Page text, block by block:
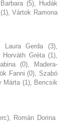
(5), Hudák
Vártok Ramona
Gerda (3),
Gréta (1),
(0), Madera-
Fanni (0), Szabó
Márta (1), Bencsik
Román Dorina